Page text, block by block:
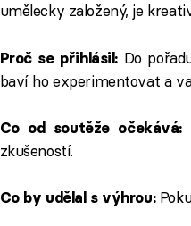
umělecky založený, je
Proč se přihlásil: Do
baví ho experimentovat a
Co od soutěže očekává:
zkušeností.
Co by udělal s výhrou: